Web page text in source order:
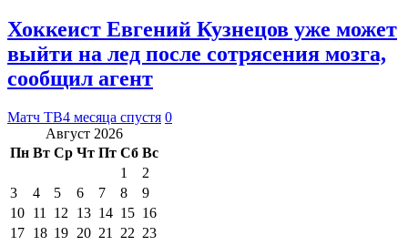
Хоккеист Евгений Кузнецов уже может
выйти на лед после сотрясения мозга,
сообщил агент
Матч ТВ4 месяца спустя 0
Август 2026
Пн Вт Ср Чт Пт Сб Вс
1
2
3
4 5 6 7 8
9
10 11 12 13 14 15 16
17 18 19 20 21 22 23